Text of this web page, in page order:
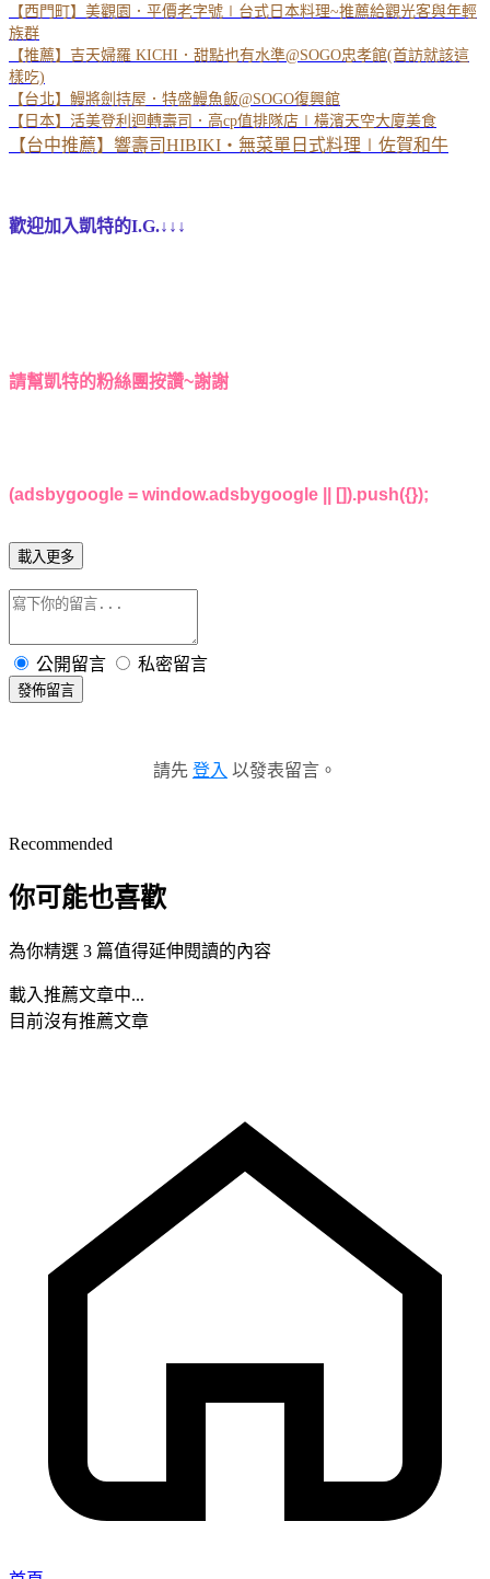
【西門町】美觀園．平價老字號∣台式日本料理~推薦給觀光客與年輕
族群
【推薦】吉天婦羅 KICHI．甜點也有水準@SOGO忠孝館(首訪就該這
樣吃)
【台北】鰻將劍持屋．特盛鰻魚飯@SOGO復興館
【日本】活美登利迴轉壽司．高cp值排隊店∣橫濱天空大廈美食
【台中推薦】響壽司HIBIKI・無菜單日式料理∣佐賀和牛
歡迎加入凱特的I.G.↓↓↓
請幫凱特的粉絲團按讚~謝謝
(adsbygoogle = window.adsbygoogle || []).push({});
載入更多
公開留言 私密留言
發佈留言
請先 登入 以發表留言。
Recommended
你可能也喜歡
為你精選 3 篇值得延伸閱讀的內容
載入推薦文章中...
目前沒有推薦文章